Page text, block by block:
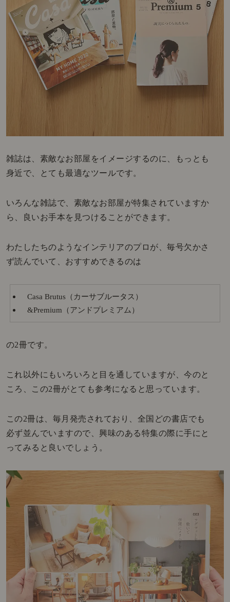
雑誌は、素敵なお部屋をイメージするのに、もっとも
身近で、とても最適なツールです。
いろんな雑誌で、素敵なお部屋が特集されていますか
ら、良いお手本を見つけることができます。
わたしたちのようなインテリアのプロが、毎号欠かさ
ず読んでいて、おすすめできるのは
Casa Brutus（カーサブルータス）
&Premium（アンドプレミアム）
の2冊です。
これ以外にもいろいろと目を通していますが、今のと
ころ、この2冊がとても参考になると思っています。
この2冊は、毎月発売されており、全国どの書店でも
必ず並んでいますので、興味のある特集の際に手にと
ってみると良いでしょう。